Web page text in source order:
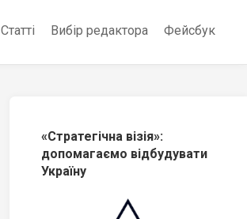
Статті Вибір редактора Фейсбук
«Стратегічна візія»:
допомагаємо відбудувати
Україну